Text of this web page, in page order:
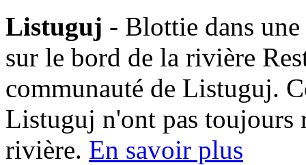
Listuguj - Blottie dans une
sur le bord de la rivière
communauté de Listuguj.
Listuguj n'ont pas toujours
rivière. En savoir plus